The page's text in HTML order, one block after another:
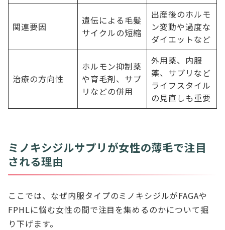
関連要因
遺伝による毛髪
サイクルの短縮
出産後のホルモ
ン変動や過度な
ダイエットなど
治療の方向性
ホルモン抑制薬
や育毛剤、サプ
リなどの併用
外用薬、内服
薬、サプリなど
ライフスタイル
の見直しも重要
ミノキシジルサプリが女性の薄毛で注目
される理由
ここでは、なぜ内服タイプのミノキシジルがFAGAや
FPHLに悩む女性の間で注目を集めるのかについて掘
り下げます。